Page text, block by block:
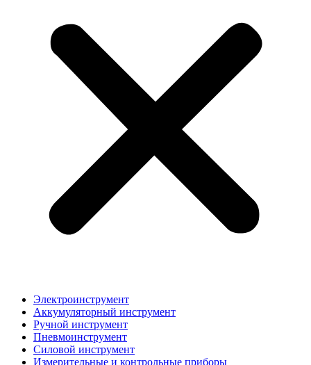
Электроинструмент
Аккумуляторный инструмент
Ручной инструмент
Пневмоинструмент
Силовой инструмент
Измерительные и контрольные приборы